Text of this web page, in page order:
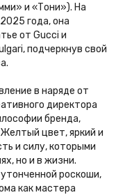
и «Тони»). На
года, она
от Gucci и
подчеркнув свой
в наряде от
директора
бренда,
цвет, яркий и
и силу, которыми
но и в жизни.
роскоши,
как мастера